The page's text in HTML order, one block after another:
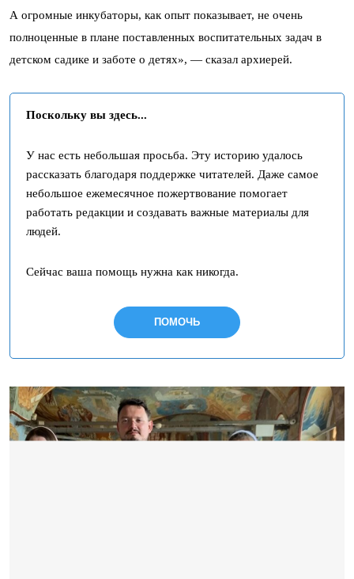
А огромные инкубаторы, как опыт показывает, не очень
полноценные в плане поставленных воспитательных задач в
детском садике и заботе о детях», — сказал архиерей.
Поскольку вы здесь...
У нас есть небольшая просьба. Эту историю удалось
рассказать благодаря поддержке читателей. Даже самое
небольшое ежемесячное пожертвование помогает
работать редакции и создавать важные материалы для
людей.
Сейчас ваша помощь нужна как никогда.
ПОМОЧЬ